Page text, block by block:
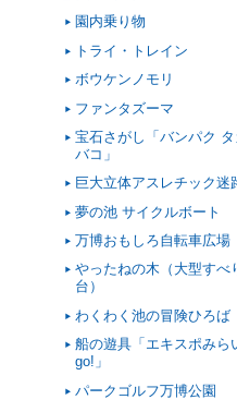
園内乗り物
トライ・トレイン
ボウケンノモリ
ファンタズーマ
宝石さがし「バンパク
バコ」
巨大立体アスレチック迷
夢の池 サイクルボート
万博おもしろ自転車広場
やったねの木（大型すべ
台）
わくわく池の冒険ひろば
船の遊具「エキスポみら
go!」
パークゴルフ万博公園